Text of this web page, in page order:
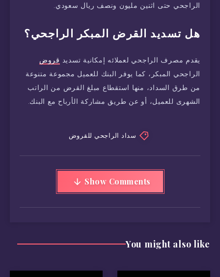
الراجحي حتى اثنين مليون ونصف ريال سعودي.
هل تسديد القرض المبكر الراجحي؟
يقدم مصرف الراجحي لعملائه إمكانية تسديد قروض
الراجحي المبكر، كما يوفر البنك للعميل مجموعة متنوعة
من طرق السداد، منها استقطاع مبلغ القرض من الراتب
الشهرى للعميل، أو عن طريق مشاركة الأرباح مع البنك.
سداد الراجحي للقروض
Show Comments
You might also like